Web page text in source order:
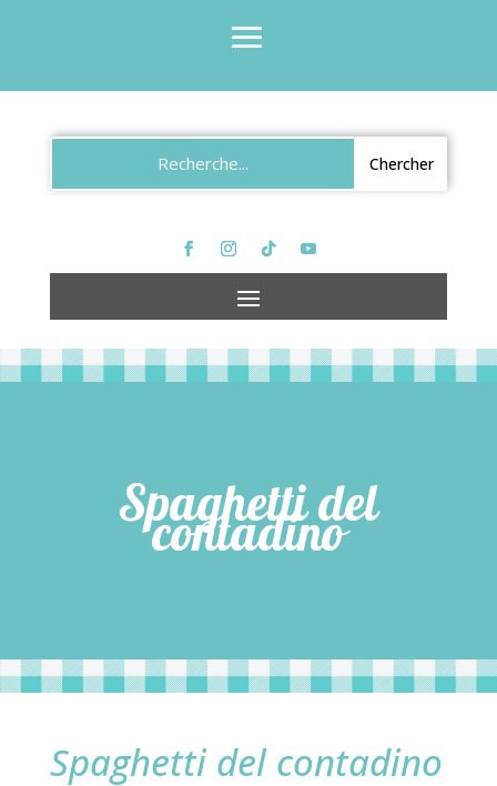
Spaghetti del
contadino
Spaghetti del contadino